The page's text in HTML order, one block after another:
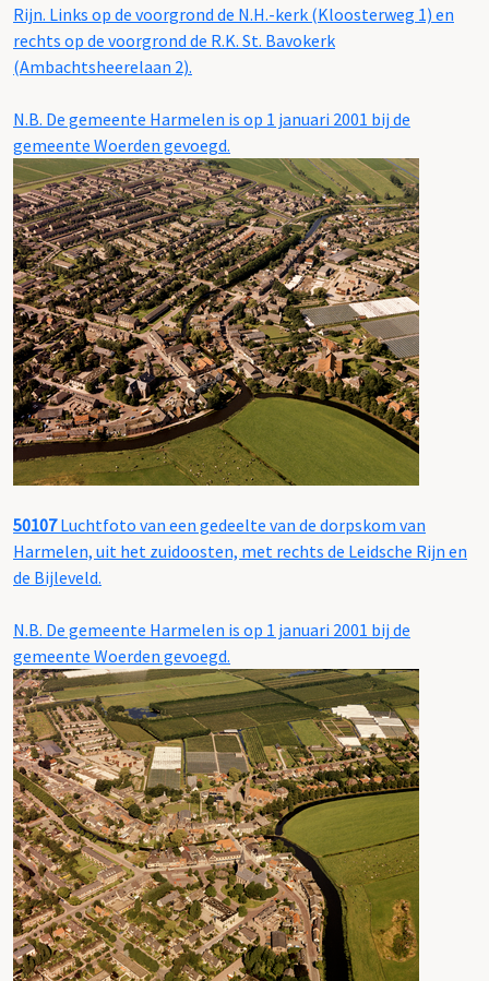
Rijn. Links op de voorgrond de N.H.-kerk (Kloosterweg 1) en
rechts op de voorgrond de R.K. St. Bavokerk
(Ambachtsheerelaan 2).
N.B. De gemeente Harmelen is op 1 januari 2001 bij de
gemeente Woerden gevoegd.
50107Luchtfoto van een gedeelte van de dorpskom van
Harmelen, uit het zuidoosten, met rechts de Leidsche Rijn en
de Bijleveld.
N.B. De gemeente Harmelen is op 1 januari 2001 bij de
gemeente Woerden gevoegd.